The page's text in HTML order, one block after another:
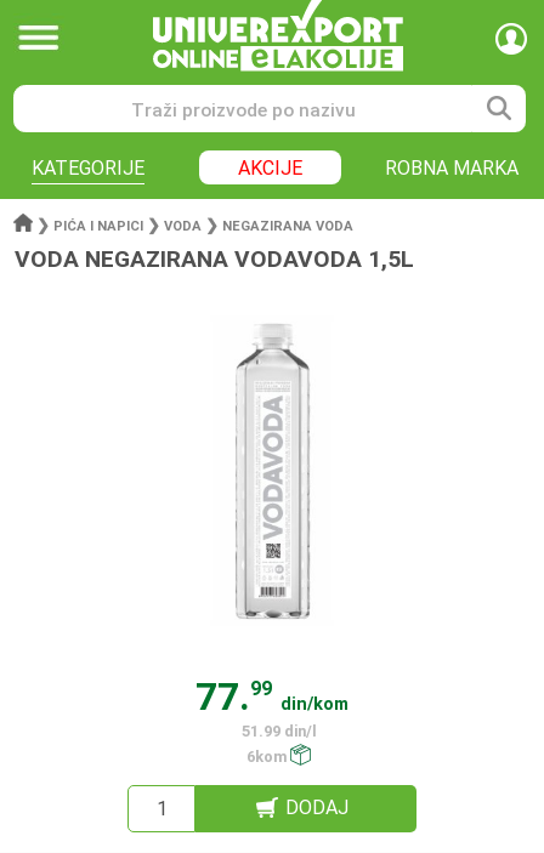
KATEGORIJE AKCIJE ROBNA MARKA
❯ PIĆA I NAPICI ❯ VODA ❯ NEGAZIRANA VODA
VODA NEGAZIRANA VODAVODA 1,5L
77.99
din/kom
51.99 din/l
6kom
DODAJ